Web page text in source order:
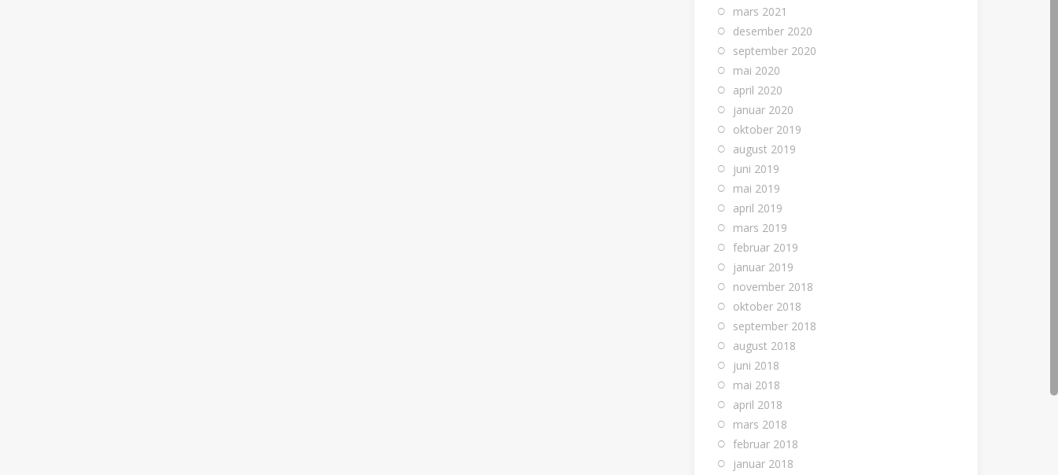
mars 2021
desember 2020
september 2020
mai 2020
april 2020
januar 2020
oktober 2019
august 2019
juni 2019
mai 2019
april 2019
mars 2019
februar 2019
januar 2019
november 2018
oktober 2018
september 2018
august 2018
juni 2018
mai 2018
april 2018
mars 2018
februar 2018
januar 2018